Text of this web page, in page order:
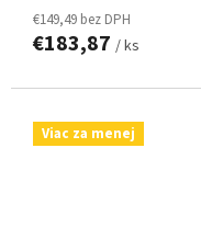
€149,49 bez DPH
€183,87 / ks
Viac za menej